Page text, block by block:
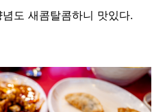
도 새콤탈콤하니 맛있다.